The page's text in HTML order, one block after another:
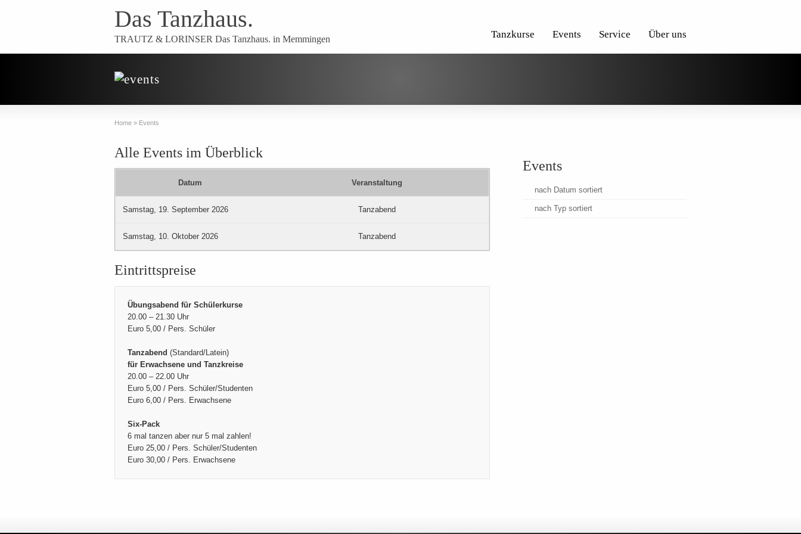
Das Tanzhaus.
TRAUTZ & LORINSER Das Tanzhaus. in Memmingen Tanzkurse Events Service Über uns
Home » Events
Alle Events im Überblick
Datum Veranstaltung
Samstag, 19. September 2026 Tanzabend
Samstag, 10. Oktober 2026 Tanzabend
Eintrittspreise
Übungsabend für Schülerkurse
20.00 – 21.30 Uhr
Euro 5,00 / Pers. Schüler
Tanzabend (Standard/Latein)
für Erwachsene und Tanzkreise
20.00 – 22.00 Uhr
Euro 5,00 / Pers. Schüler/Studenten
Euro 6,00 / Pers. Erwachsene
Six-Pack
6 mal tanzen aber nur 5 mal zahlen!
Euro 25,00 / Pers. Schüler/Studenten
Euro 30,00 / Pers. Erwachsene
Events
nach Datum sortiert
nach Typ sortiert